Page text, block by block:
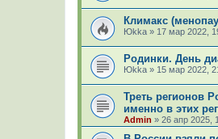
Климакс
Юkka » 17 мар 2022,
Родинки. День
Юkka » 15 мар 2022,
Треть регионов
именно в этих
Admin » 26 апр 2025,